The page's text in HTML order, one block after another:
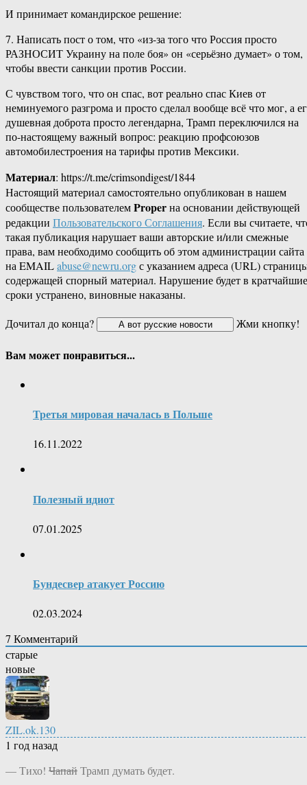
И принимает командирское решение:
7. Написать пост о том, что «из-за того что Россия просто
РАЗНОСИТ Украину на поле боя» он «серьёзно думает» о том,
чтобы ввести санкции против России.
С чувством того, что он спас, вот реально спас Киев от
неминуемого разгрома и просто сделал вообще всё что мог, а
душевная доброта просто легендарна, Трамп переключился на
по-настоящему важный вопрос: реакцию профсоюзов
автомобилестроения на тарифы против Мексики.
Материал: https://t.me/crimsondigest/1844
Настоящий материал самостоятельно опубликован в нашем
сообществе пользователемProperна основании действующей
редакции Пользовательского Соглашения. Если вы считаете,
такая публикация нарушает ваши авторские и/или смежные
права, вам необходимо сообщить об этом администрации сайта
на EMAILabuse@newru.orgс указанием адреса (URL)
содержащей спорный материал. Нарушение будет в кратчайшие
сроки устранено, виновные наказаны.
Дочитал до конца?
Жми кнопку!
Вам может понравиться...
Третья мировая началась в Польше
16.11.2022
Полезный идиот
07.01.2025
Бундесвер атакует Россию
02.03.2024
7 Комментарий
старые
новые
ZIL.ok.130
1 год назад
— Тихо! ЧапайТрамп думать будет.